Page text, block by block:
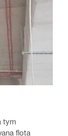
tym
flota